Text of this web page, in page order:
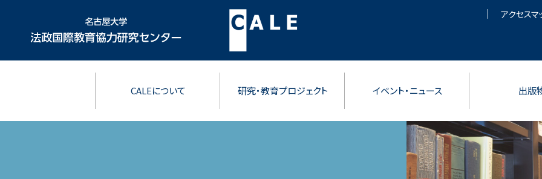
CALEについて 研究・教育プロジェクト イベント・ニュース 出版
アクセスマ